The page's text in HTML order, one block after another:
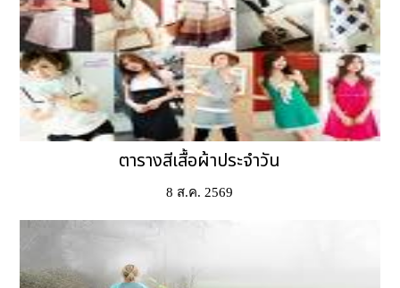
ตารางสีเสื้อผ้าประจำวัน
8 ส.ค. 2569